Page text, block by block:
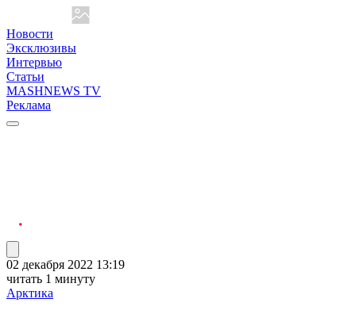
Новости
Эксклюзивы
Интервью
Статьи
MASHNEWS TV
Реклама
02 декабря 2022 13:19
читать 1 минуту
Арктика